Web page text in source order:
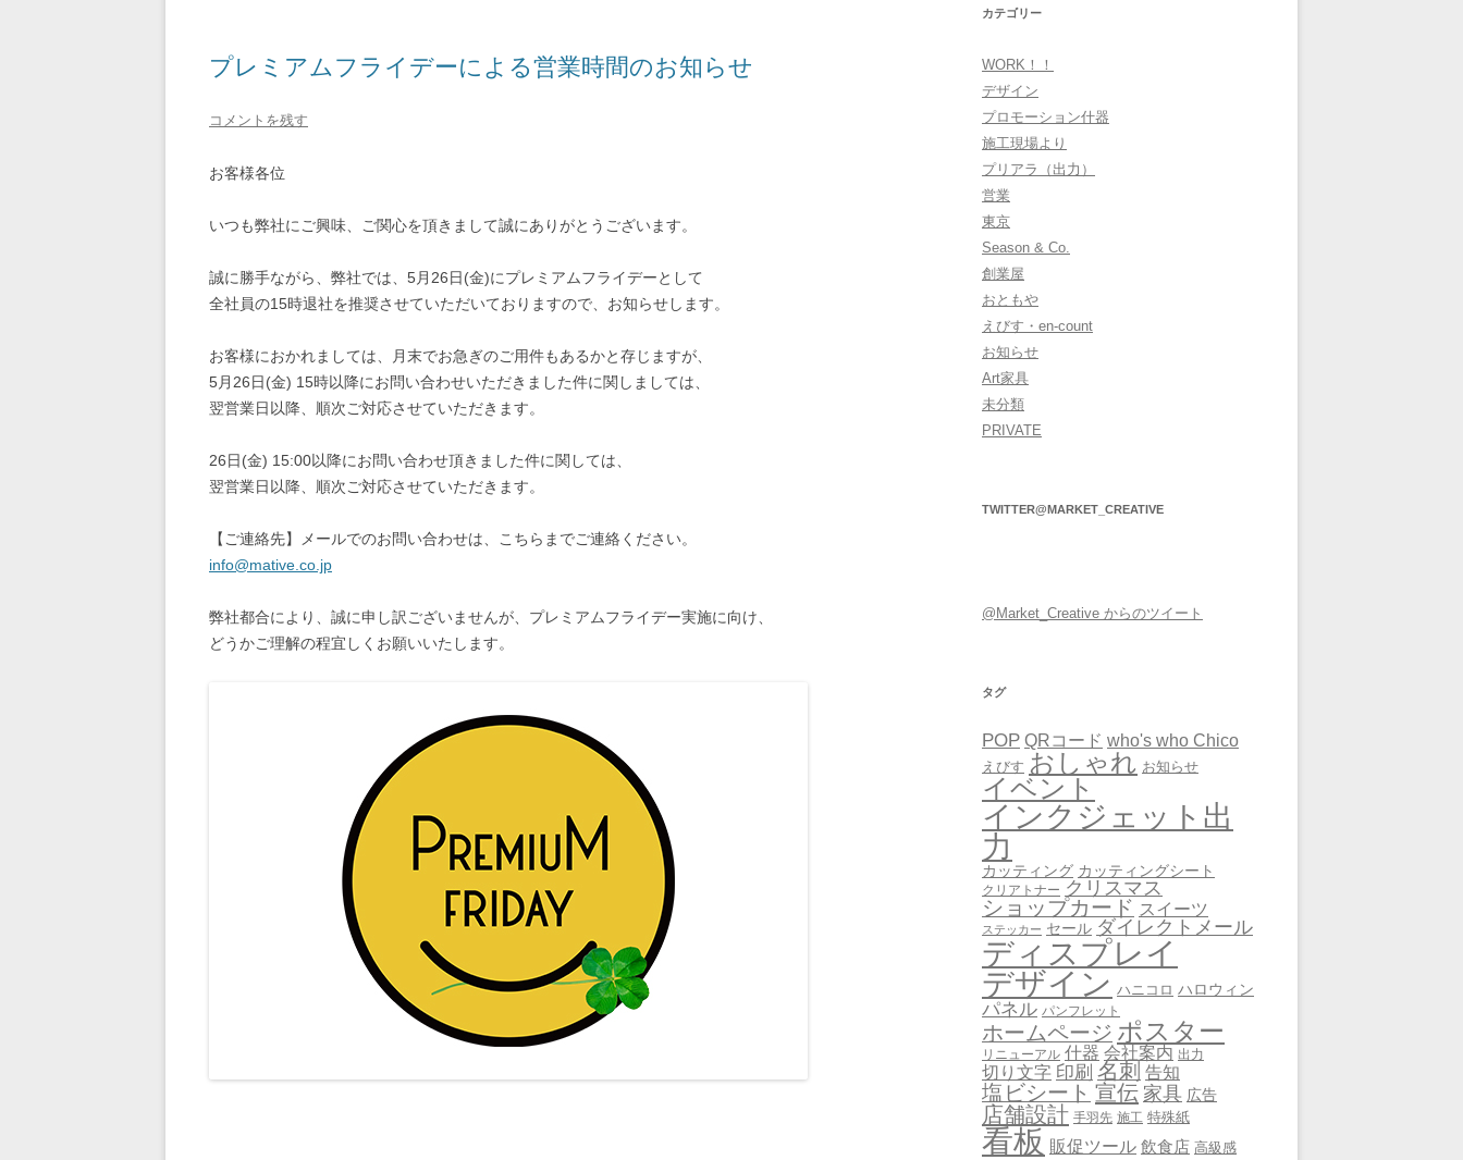
プレミアムフライデーによる営業時間のお知らせ
コメントを残す
お客様各位
いつも弊社にご興味、ご関心を頂きまして誠にありがとうございます。
誠に勝手ながら、弊社では、5月26日(金)にプレミアムフライデーとして
全社員の15時退社を推奨させていただいておりますので、お知らせします。
お客様におかれましては、月末でお急ぎのご用件もあるかと存じますが、
5月26日(金) 15時以降にお問い合わせいただきました件に関しましては、
翌営業日以降、順次ご対応させていただきます。
26日(金) 15:00以降にお問い合わせ頂きました件に関しては、
翌営業日以降、順次ご対応させていただきます。
【ご連絡先】メールでのお問い合わせは、こちらまでご連絡ください。
info@mative.co.jp
弊社都合により、誠に申し訳ございませんが、プレミアムフライデー実施に向け、
どうかご理解の程宜しくお願いいたします。
カテゴリー
WORK！！
デザイン
プロモーション什器
施工現場より
プリアラ（出力）
営業
東京
Season & Co.
創業屋
おともや
えびす・en-count
お知らせ
Art家具
未分類
PRIVATE
TWITTER@MARKET_CREATIVE
@Market_Creative からのツイート
タグ
POP QRコード who's who Chico
えびす おしゃれ お知らせ
イベント
インクジェット出
力
カッティング カッティングシート
クリアトナー クリスマス
ショップカード スイーツ
ステッカー セール ダイレクトメール
ディスプレイ
デザイン ハニコロ ハロウィン
パネル パンフレット
ホームページ ポスター
リニューアル 什器 会社案内 出力
切り文字 印刷 名刺 告知
塩ビシート 宣伝 家具 広告
店舗設計 手羽先 施工 特殊紙
看板 販促ツール 飲食店 高級感